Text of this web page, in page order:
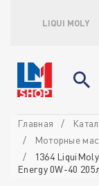
LIQUI MOLY
Главная
Моторные
1364
Energy 0W-40 205л